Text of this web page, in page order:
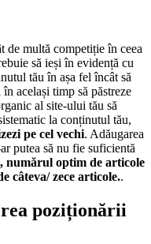
de multă competiție în ceea
să ieși în evidență cu
tău în așa fel încât să
același timp să păstreze
al site-ului tău să
la conținutul tău,
pe cel vechi. Adăugarea
putea să nu fie suficientă
numărul optim de articole
câteva/ zece articole..
poziționării